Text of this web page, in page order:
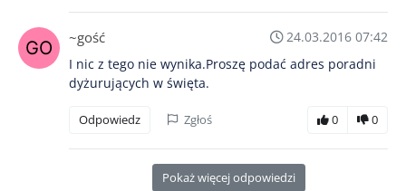
~gość
24.03.2016 07:42
I nic z tego nie wynika.Proszę podać adres poradni
dyżurujących w święta.
Odpowiedz Zgłoś 0 0
Pokaż więcej odpowiedzi